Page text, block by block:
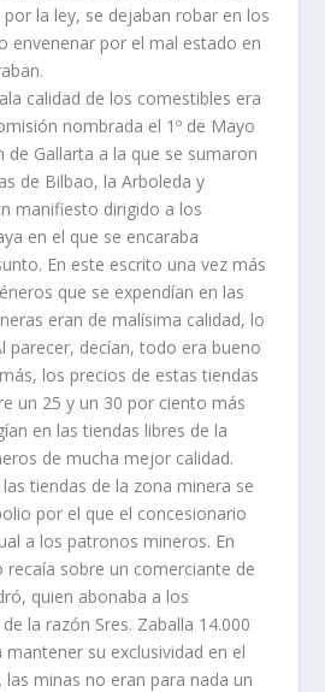
la ley, se dejaban robar en los
envenenar por el mal estado en
calidad de los comestibles era
nombrada el 1º de Mayo
Gallarta a la que se sumaron
de Bilbao, la Arboleda y
manifiesto dirigido a los
en el que se encaraba
En este escrito una vez más
que se expendí­an en las
eran de malí­sima calidad, lo
parecer, decí­an, todo era bueno
los precios de estas tiendas
un 25 y un 30 por ciento más
en las tiendas libres de la
de mucha mejor calidad.
tiendas de la zona minera se
por el que el concesionario
a los patronos mineros. En
sobre un comerciante de
quien abonaba a los
la razón Sres. Zaballa 14.000
su exclusividad en el
minas no eran para nada un